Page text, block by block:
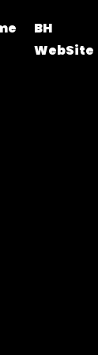
BH
WebSite